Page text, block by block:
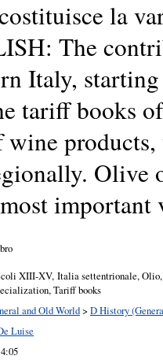
la
The
Italy,
tariff books
wine
XIII-XV, Italia settentrionale,
Tariff books
and Old World> D History
Luise